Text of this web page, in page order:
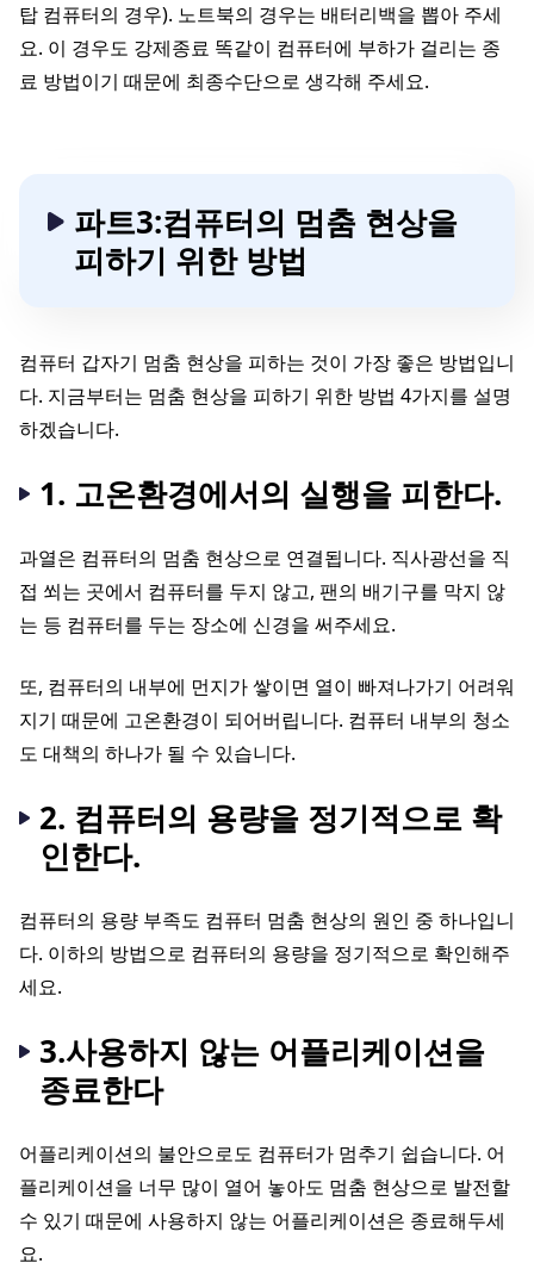
탑 컴퓨터의 경우). 노트북의 경우는 배터리백을 뽑아 주세
요. 이 경우도 강제종료 똑같이 컴퓨터에 부하가 걸리는 종
료 방법이기 때문에 최종수단으로 생각해 주세요.
파트3:컴퓨터의 멈춤 현상을
피하기 위한 방법
컴퓨터 갑자기 멈춤 현상을 피하는 것이 가장 좋은 방법입니
다. 지금부터는 멈춤 현상을 피하기 위한 방법 4가지를 설명
하겠습니다.
1. 고온환경에서의 실행을 피한다.
과열은 컴퓨터의 멈춤 현상으로 연결됩니다. 직사광선을 직
접 쐬는 곳에서 컴퓨터를 두지 않고, 팬의 배기구를 막지 않
는 등 컴퓨터를 두는 장소에 신경을 써주세요.
또, 컴퓨터의 내부에 먼지가 쌓이면 열이 빠져나가기 어려워
지기 때문에 고온환경이 되어버립니다. 컴퓨터 내부의 청소
도 대책의 하나가 될 수 있습니다.
2. 컴퓨터의 용량을 정기적으로 확
인한다.
컴퓨터의 용량 부족도 컴퓨터 멈춤 현상의 원인 중 하나입니
다. 이하의 방법으로 컴퓨터의 용량을 정기적으로 확인해주
세요.
3.사용하지 않는 어플리케이션을
종료한다
어플리케이션의 불안으로도 컴퓨터가 멈추기 쉽습니다. 어
플리케이션을 너무 많이 열어 놓아도 멈춤 현상으로 발전할
수 있기 때문에 사용하지 않는 어플리케이션은 종료해두세
요.